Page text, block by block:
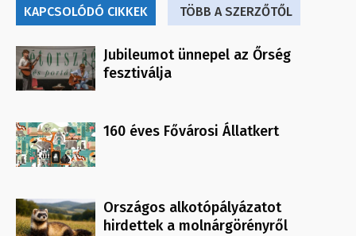
KAPCSOLÓDÓ CIKKEK TÖBB A SZERZŐTŐL
Jubileumot ünnepel az Őrség
fesztiválja
160 éves Fővárosi Állatkert
Országos alkotópályázatot
hirdettek a molnárgörényről